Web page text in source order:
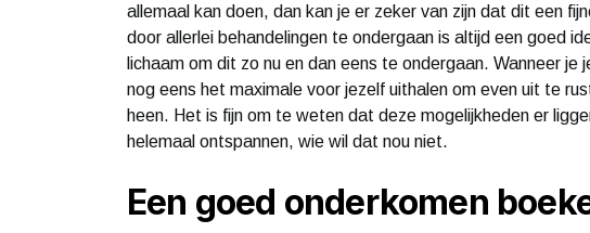
allemaal kan doen, dan kan je er zeker van zijn dat dit een
door allerlei behandelingen te ondergaan is altijd een goed
lichaam om dit zo nu en dan eens te ondergaan. Wanneer
nog eens het maximale voor jezelf uithalen om even uit te
heen. Het is fijn om te weten dat deze mogelijkheden er
helemaal ontspannen, wie wil dat nou niet.
Een goed onderkomen